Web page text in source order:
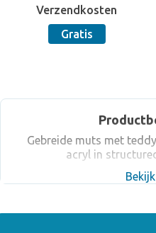
Verzendkosten
Gratis
Gebreide muts met
acryl in